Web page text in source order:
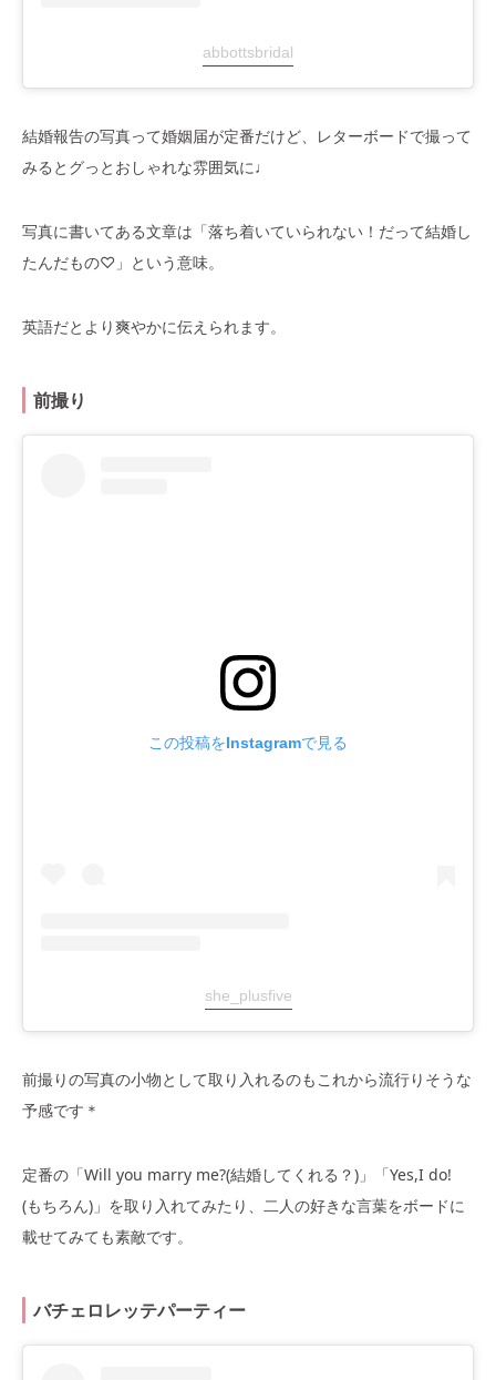
abbottsbridal
結婚報告の写真って婚姻届が定番だけど、レターボードで撮って
みるとグっとおしゃれな雰囲気に♩
写真に書いてある文章は「落ち着いていられない！だって結婚し
たんだもの♡」という意味。
英語だとより爽やかに伝えられます。
前撮り
この投稿をInstagramで見る
she_plusfive
前撮りの写真の小物として取り入れるのもこれから流行りそうな
予感です＊
定番の「Will you marry me?(結婚してくれる？)」「Yes,I do!
(もちろん)」を取り入れてみたり、二人の好きな言葉をボードに
載せてみても素敵です。
バチェロレッテパーティー